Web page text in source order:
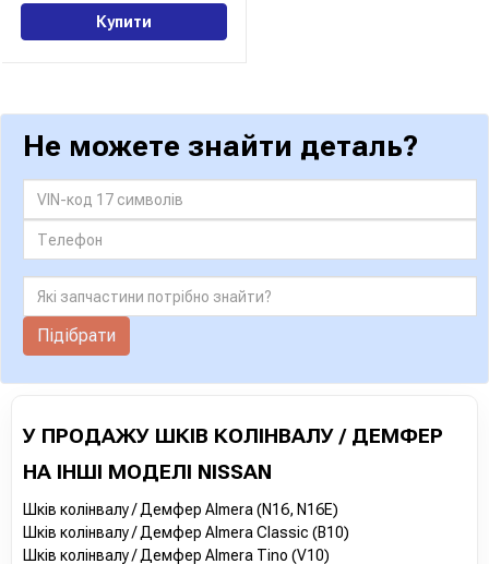
Купити
Не можете знайти деталь?
Підібрати
У ПРОДАЖУ ШКІВ КОЛІНВАЛУ / ДЕМФЕР
НА ІНШІ МОДЕЛІ NISSAN
Шків колінвалу / Демфер Almera (N16, N16E)
Шків колінвалу / Демфер Almera Classic (B10)
Шків колінвалу / Демфер Almera Tino (V10)